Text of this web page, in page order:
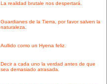
La realidad brutale nos despertará.
Guardianes de la Tierra, por favor salven la
naturaleza.
Aullido como un Hyena feliz.
Decir a cada uno la verdad antes de que
sea demasiado atrasada.